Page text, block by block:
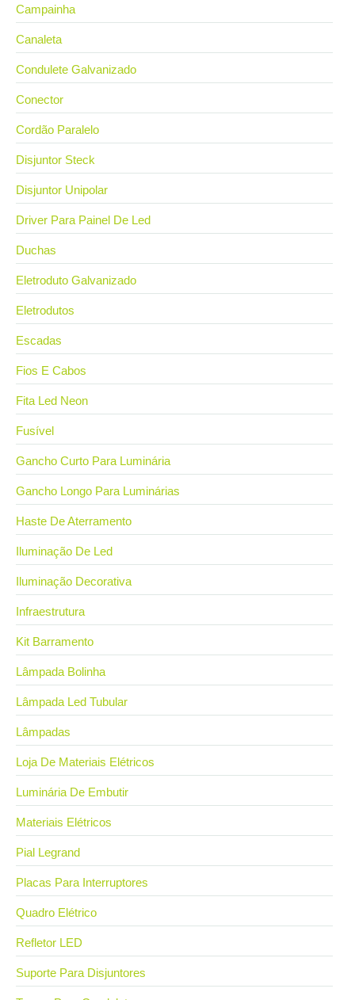
Campainha
Canaleta
Condulete Galvanizado
Conector
Cordão Paralelo
Disjuntor Steck
Disjuntor Unipolar
Driver Para Painel De Led
Duchas
Eletroduto Galvanizado
Eletrodutos
Escadas
Fios E Cabos
Fita Led Neon
Fusível
Gancho Curto Para Luminária
Gancho Longo Para Luminárias
Haste De Aterramento
Iluminação De Led
Iluminação Decorativa
Infraestrutura
Kit Barramento
Lâmpada Bolinha
Lâmpada Led Tubular
Lâmpadas
Loja De Materiais Elétricos
Luminária De Embutir
Materiais Elétricos
Pial Legrand
Placas Para Interruptores
Quadro Elétrico
Refletor LED
Suporte Para Disjuntores